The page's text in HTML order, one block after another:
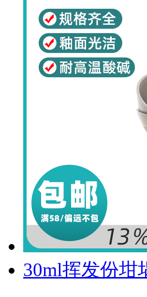
30ml挥发份坩